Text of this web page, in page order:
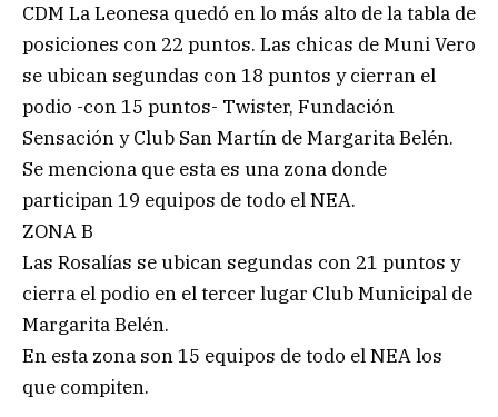
CDM La Leonesa quedó en lo más alto de la tabla de
posiciones con 22 puntos. Las chicas de Muni Vero
se ubican segundas con 18 puntos y cierran el
podio -con 15 puntos- Twister, Fundación
Sensación y Club San Martín de Margarita Belén.
Se menciona que esta es una zona donde
participan 19 equipos de todo el NEA.
ZONA B
Las Rosalías se ubican segundas con 21 puntos y
cierra el podio en el tercer lugar Club Municipal de
Margarita Belén.
En esta zona son 15 equipos de todo el NEA los
que compiten.